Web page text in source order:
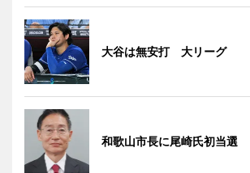
大谷は無安打 大リーグ
和歌山市長に尾崎氏初当選